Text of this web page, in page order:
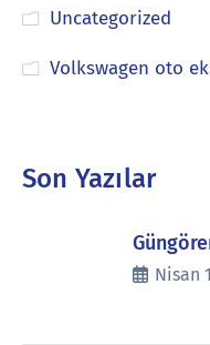
Uncategorized
Volkswagen oto
Son Yazılar
Nisan